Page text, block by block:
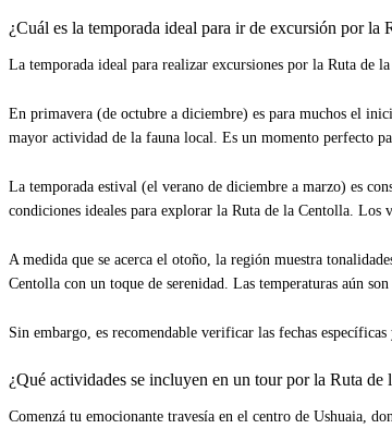
¿Cuál es la temporada ideal para ir de excursión por la
La temporada ideal para realizar excursiones por la Ruta de
En primavera (de octubre a diciembre) es para muchos el
mayor actividad de la fauna local. Es un momento perfecto
La temporada estival (el verano de diciembre a marzo) es
condiciones ideales para explorar la Ruta de la Centolla.
A medida que se acerca el otoño, la región muestra
Centolla con un toque de serenidad. Las temperaturas aún
Sin embargo, es recomendable verificar las fechas
¿Qué actividades se incluyen en un tour por la Ruta
Comenzá tu emocionante travesía en el centro de Ushuaia,